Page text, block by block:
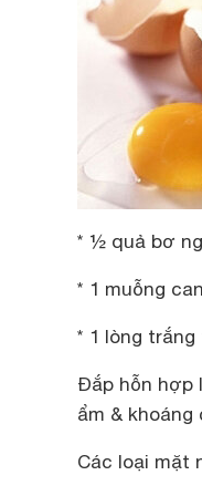
* ½ quả bơ
* 1 muỗng
* 1 lòng
Đắp hỗn hợp
ẩm &
Các loại mặt